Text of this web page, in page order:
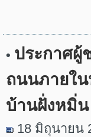
• ประกาศผู้
ถนนภายใ
บ้านฝั่งหมิ่
18 มิถุนายน